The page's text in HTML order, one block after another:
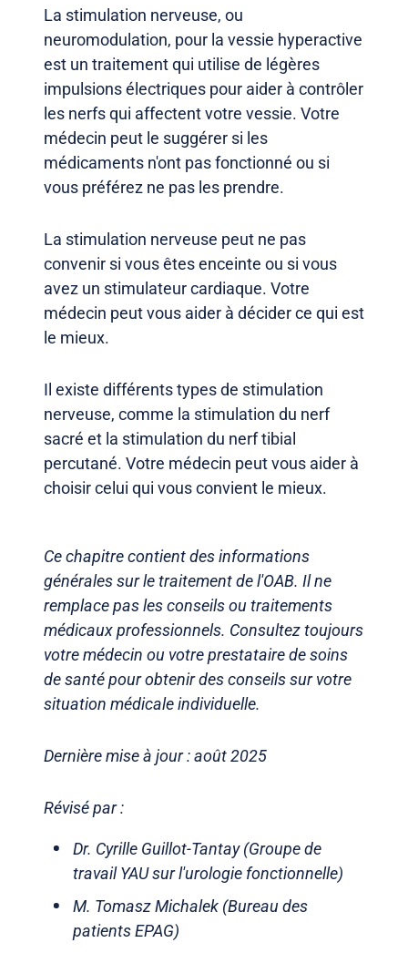
La stimulation nerveuse, ou
neuromodulation, pour la vessie hyperactive
est un traitement qui utilise de légères
impulsions électriques pour aider à contrôler
les nerfs qui affectent votre vessie. Votre
médecin peut le suggérer si les
médicaments n'ont pas fonctionné ou si
vous préférez ne pas les prendre.
La stimulation nerveuse peut ne pas
convenir si vous êtes enceinte ou si vous
avez un stimulateur cardiaque. Votre
médecin peut vous aider à décider ce qui est
le mieux.
Il existe différents types de stimulation
nerveuse, comme la stimulation du nerf
sacré et la stimulation du nerf tibial
percutané. Votre médecin peut vous aider à
choisir celui qui vous convient le mieux.
Ce chapitre contient des informations
générales sur le traitement de l'OAB. Il ne
remplace pas les conseils ou traitements
médicaux professionnels. Consultez toujours
votre médecin ou votre prestataire de soins
de santé pour obtenir des conseils sur votre
situation médicale individuelle.
Dernière mise à jour : août 2025
Révisé par :
Dr. Cyrille Guillot-Tantay (Groupe de
travail YAU sur l'urologie fonctionnelle)
M. Tomasz Michalek (Bureau des
patients EPAG)